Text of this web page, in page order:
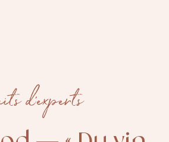
d'experts